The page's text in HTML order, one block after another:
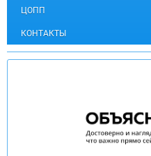
ЦОПП
КОНТАКТЫ